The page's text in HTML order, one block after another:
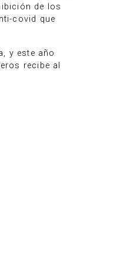
de los
covid que
y este año
recibe al